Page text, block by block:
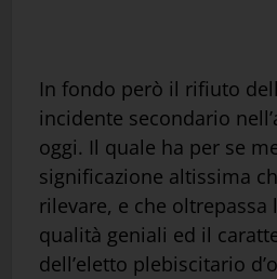
In fondo però il rifiuto
incidente secondario
oggi. Il quale ha per se
significazione altissima
rilevare, e che
qualità geniali ed il
dell’eletto plebiscitario